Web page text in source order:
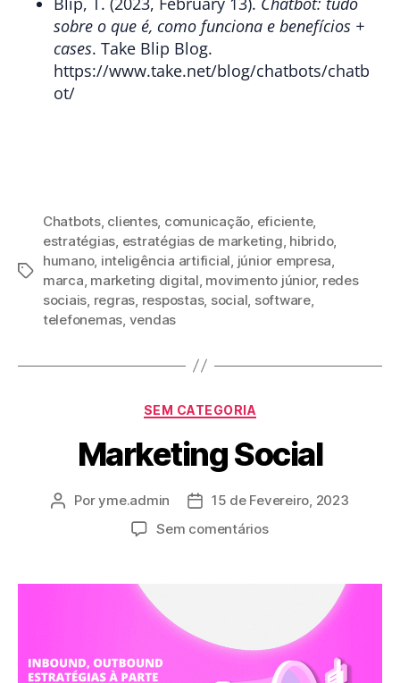
sobre o que é, como funciona e benefícios +
cases. Take Blip Blog.
https://www.take.net/blog/chatbots/chatb
ot/
Chatbots, clientes, comunicação eficiente,
estratégias estratégias de marketing hibrido,
humano, inteligência artificial júnior empresa
marca marketing digital movimento júnior, redes
sociais regras respostas, social software,
telefonemas vendas
SEM CATEGORIA
Marketing Social
Poryme.admin
15 de Fevereiro, 2023
Sem comentários